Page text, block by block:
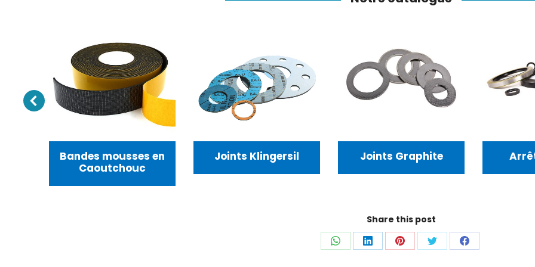
Bandes mousses en
Caoutchouc
Joints Klingersil Joints Graphite
Share this post
PartagerPartagerPartagerPartagerPartager